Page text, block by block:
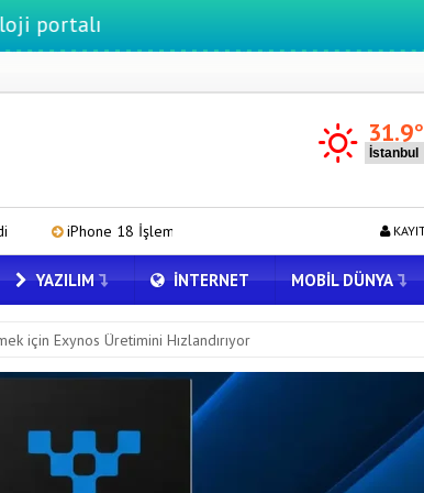
31.9
Apple A20 Pro DRAM Tedarik Sorunu Yaşıyor
YAZILIM İNTERNET MOBIL DÜNYA
için Exynos Üretimini Hızlandırıyor